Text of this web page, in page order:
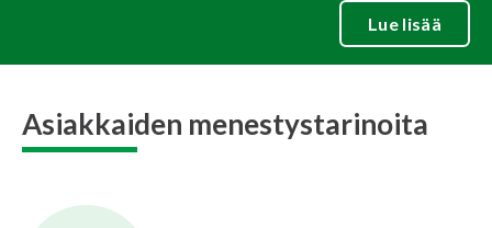
Lue lisää
Asiakkaiden menestystarinoita